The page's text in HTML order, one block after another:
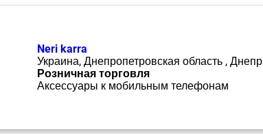
Neri karra
Украина, Днепропетровская область , Днепр
Розничная торговля
Аксессуары к мобильным телефонам